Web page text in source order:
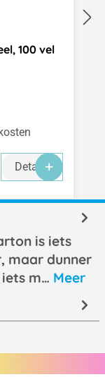
100 vel
Details
is iets
maar dunner
m… Meer